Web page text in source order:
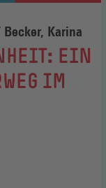
Karina
EIN
IM